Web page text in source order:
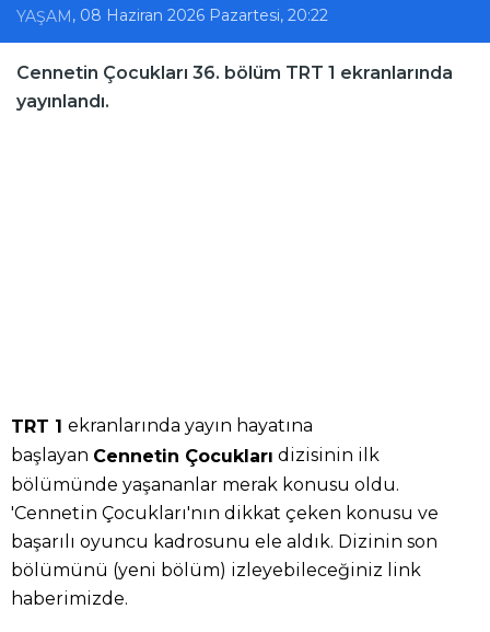
YAŞAM , 08 Haziran 2026 Pazartesi, 20:22
Cennetin Çocukları 36. bölüm TRT 1 ekranlarında
yayınlandı.
TRT 1 ekranlarında yayın hayatına
başlayan Cennetin Çocukları dizisinin ilk
bölümünde yaşananlar merak konusu oldu.
'Cennetin Çocukları'nın dikkat çeken konusu ve
başarılı oyuncu kadrosunu ele aldık. Dizinin son
bölümünü (yeni bölüm) izleyebileceğiniz link
haberimizde.